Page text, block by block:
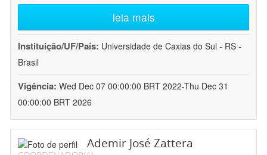
leia mais
Instituição/UF/País: Universidade de Caxias do Sul - RS -
Brasil
Vigência: Wed Dec 07 00:00:00 BRT 2022-Thu Dec 31
00:00:00 BRT 2026
Ademir José Zattera